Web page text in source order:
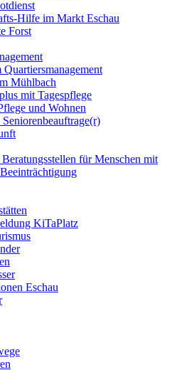
Hilfe im Markt Eschau
Forst
Mühlbach
mit Tagespflege
und Wohnen
für Menschen mit
KiTaPlatz
Eschau